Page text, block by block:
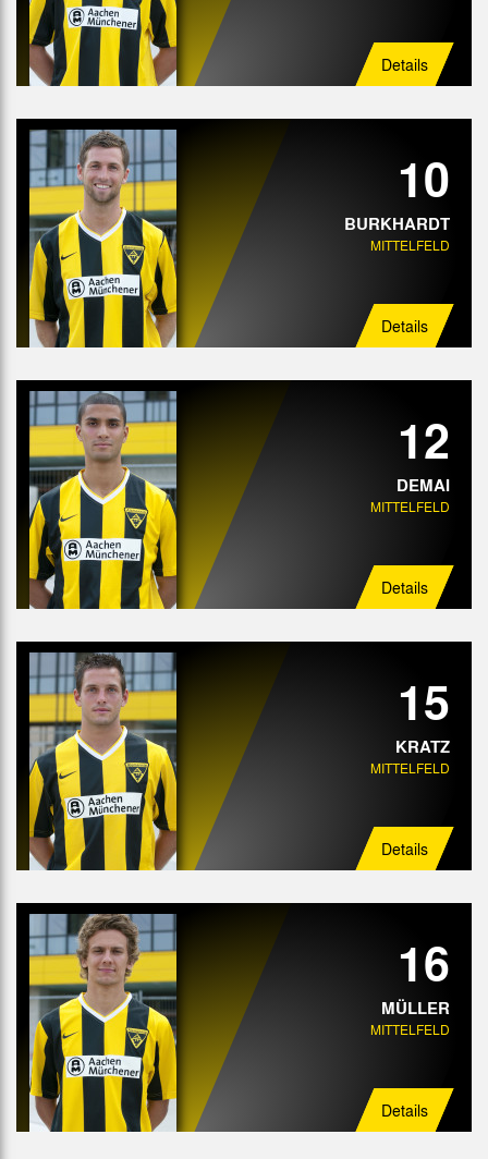
Details
10
BURKHARDT
MITTELFELD
Details
12
DEMAI
MITTELFELD
Details
15
KRATZ
MITTELFELD
Details
16
MÜLLER
MITTELFELD
Details